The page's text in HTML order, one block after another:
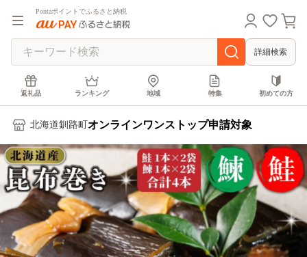
Pontaポイントでふるさと納税
詳細検索
返礼品 ランキング 地域 特集 初めての方
北海道釧路町 オンラインワンストップ申請対象